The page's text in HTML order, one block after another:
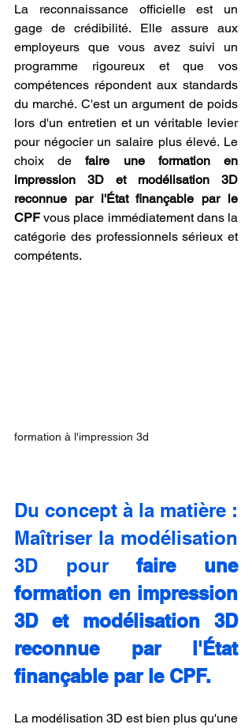
La reconnaissance officielle est un
gage de crédibilité. Elle assure aux
employeurs que vous avez suivi un
programme rigoureux et que vos
compétences répondent aux standards
du marché. C'est un argument de poids
lors d'un entretien et un véritable levier
pour négocier un salaire plus élevé. Le
choix de faire une formation en
impression 3D et modélisation 3D
reconnue par l'État finançable par le
CPF vous place immédiatement dans la
catégorie des professionnels sérieux et
compétents.
formation à l'impression 3d
Du concept à la matière :
Maîtriser la modélisation
3D pour faire une
formation en impression
3D et modélisation 3D
reconnue par l'État
finançable par le CPF.
La modélisation 3D est bien plus qu'une